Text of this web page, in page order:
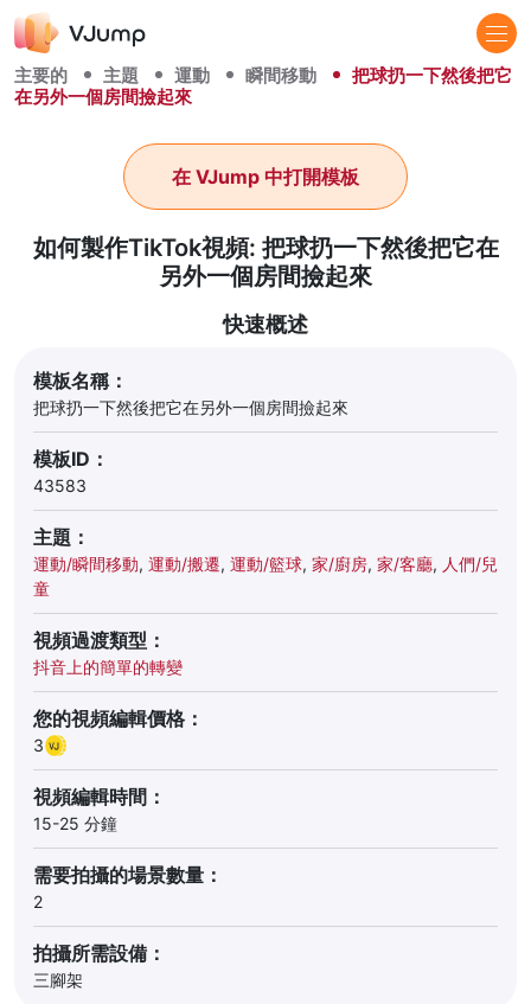
主要的 主題 運動 瞬間移動
把球扔一下然後把它
在另外一個房間撿起來
如何製作TikTok視頻: 把球扔一下然後把它在
另外一個房間撿起來
在 VJump 中打開模板
快速概述
模板名稱：
把球扔一下然後把它在另外一個房間撿起來
模板ID：
43583
主題：
運動/瞬間移動, 運動/搬遷, 運動/籃球, 家/廚房, 家/客廳, 人們/兒
童
視頻過渡類型：
抖音上的簡單的轉變
您的視頻編輯價格：
3
視頻編輯時間：
15-25 分鐘
需要拍攝的場景數量：
2
拍攝所需設備：
三腳架